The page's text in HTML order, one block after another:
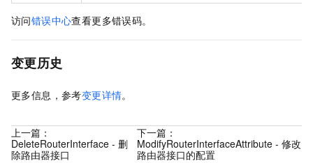
访问错误中心查看更多错误码。
变更历史
更多信息，参考变更详情。
上一篇：
DeleteRouterInterface - 删
除路由器接口
下一篇：
ModifyRouterInterfaceAttribute - 修改
路由器接口的配置